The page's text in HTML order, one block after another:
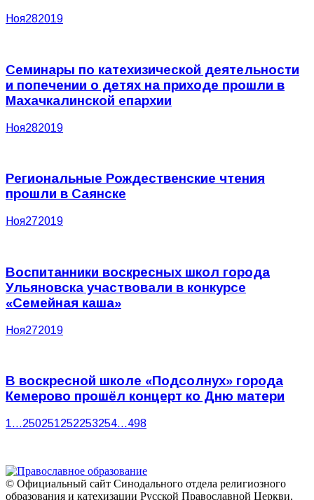
Ноя282019
Семинары по катехизической деятельности
и попечении о детях на приходе прошли в
Махачкалинской епархии
Ноя282019
Региональные Рождественские чтения
прошли в Саянске
Ноя272019
Воспитанники воскресных школ города
Ульяновска участвовали в конкурсе
«Семейная каша»
Ноя272019
В воскресной школе «Подсолнух» города
Кемерово прошёл концерт ко Дню матери
1…250251252253254…498
© Официальный сайт Синодального отдела религиозного
образования и катехизации Русской Православной Церкви,